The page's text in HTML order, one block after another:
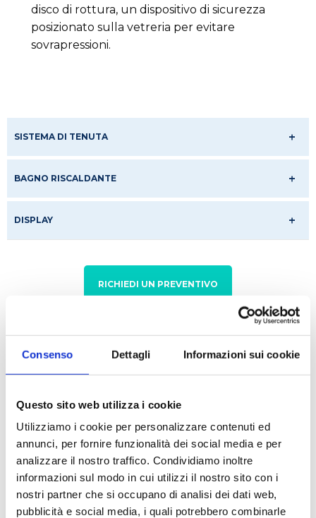
Consenso Dettagli Informazioni sui cookie
Questo sito web utilizza i cookie
Utilizziamo i cookie per personalizzare contenuti ed
annunci, per fornire funzionalità dei social media e per
analizzare il nostro traffico. Condividiamo inoltre
informazioni sul modo in cui utilizzi il nostro sito con i
nostri partner che si occupano di analisi dei dati web,
pubblicità e social media, i quali potrebbero combinarle
disco di rottura, un dispositivo di sicurezza
posizionato sulla vetreria per evitare
sovrapressioni.
SISTEMA DI TENUTA
BAGNO RISCALDANTE
DISPLAY
RICHIEDI UN PREVENTIVO
Caratteristiche tecniche
Utilities necessarie per l'istallazione
Presa di alimentazione trifase pentapolare 16A
attacco per il vuoto che possa essere collegato a un
portagomma da D. 12 mm montato
sul pannello servizi dello strumento; attacco per il
liquido di refrigerazione del refrigerante,